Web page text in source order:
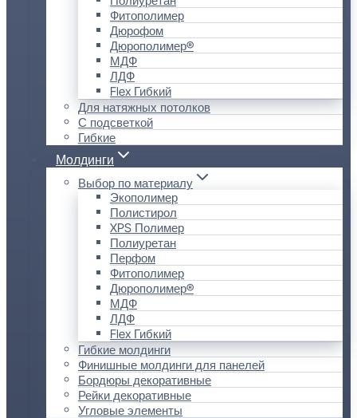
Фитополимер
Дюрофом
Дюрополимер®
МДФ
ЛДФ
Flex Гибкий
Для натяжных потолков
С подсветкой
Гибкие
Молдинги
Выбор по материалу
Экополимер
Полистирол
XPS Полимер
Полиуретан
Перфом
Фитополимер
Дюрополимер®
МДФ
ЛДФ
Flex Гибкий
Гибкие молдинги
Финишные молдинги для панелей
Бордюры декоративные
Рейки декоративные
Угловые элементы